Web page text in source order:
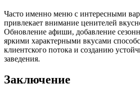
Часто именно меню с интересными
привлекает внимание ценителей
Обновление афиши, добавление
яркими характерными вкусами
клиентского потока и созданию
заведения.
Заключение